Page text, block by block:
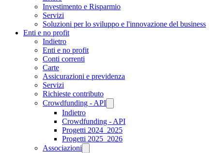
Investimento e Risparmio
Servizi
Soluzioni per lo sviluppo e l'innovazione del business
Enti e no profit
Indietro
Enti e no profit
Conti correnti
Carte
Assicurazioni e previdenza
Servizi
Richieste contributo
Crowdfunding - API
Indietro
Crowdfunding - API
Progetti 2024_2025
Progetti 2025_2026
Associazioni